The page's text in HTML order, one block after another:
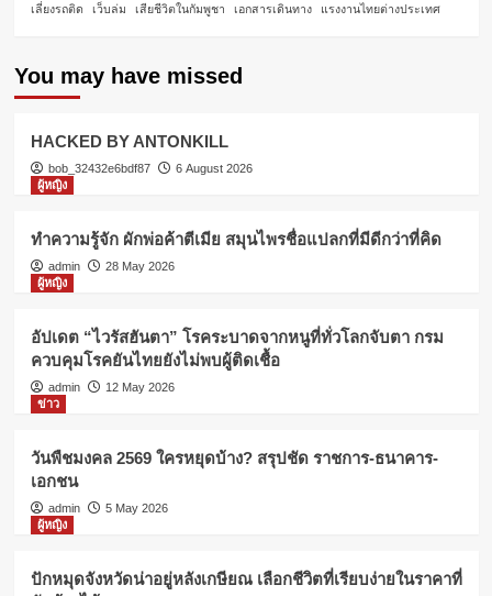
เลี่ยงรถติด เว็บล่ม เสียชีวิตในกัมพูชา เอกสารเดินทาง แรงงานไทยต่างประเทศ
You may have missed
HACKED BY ANTONKILL
bob_32432e6bdf87
6 August 2026
ผู้หญิง
ทำความรู้จัก ผักพ่อค้าตีเมีย สมุนไพรชื่อแปลกที่มีดีกว่าที่คิด
admin
28 May 2026
ผู้หญิง
อัปเดต “ไวรัสฮันตา” โรคระบาดจากหนูที่ทั่วโลกจับตา กรม
ควบคุมโรคยันไทยยังไม่พบผู้ติดเชื้อ
admin
12 May 2026
ข่าว
วันพืชมงคล 2569 ใครหยุดบ้าง? สรุปชัด ราชการ-ธนาคาร-
เอกชน
admin
5 May 2026
ผู้หญิง
ปักหมุดจังหวัดน่าอยู่หลังเกษียณ เลือกชีวิตที่เรียบง่ายในราคาที่